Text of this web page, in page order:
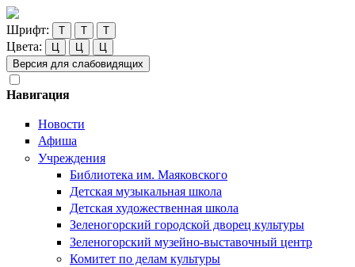
Шрифт: Т Т Т
Цвета: Ц Ц
Ц
Версия для слабовидящих
Навигация
Новости
Афиша
Учреждения
Библиотека им. Маяковского
Детская музыкальная школа
Детская художественная школа
Зеленогорский городской дворец культуры
Зеленогорский музейно-выставочный центр
Комитет по делам культуры